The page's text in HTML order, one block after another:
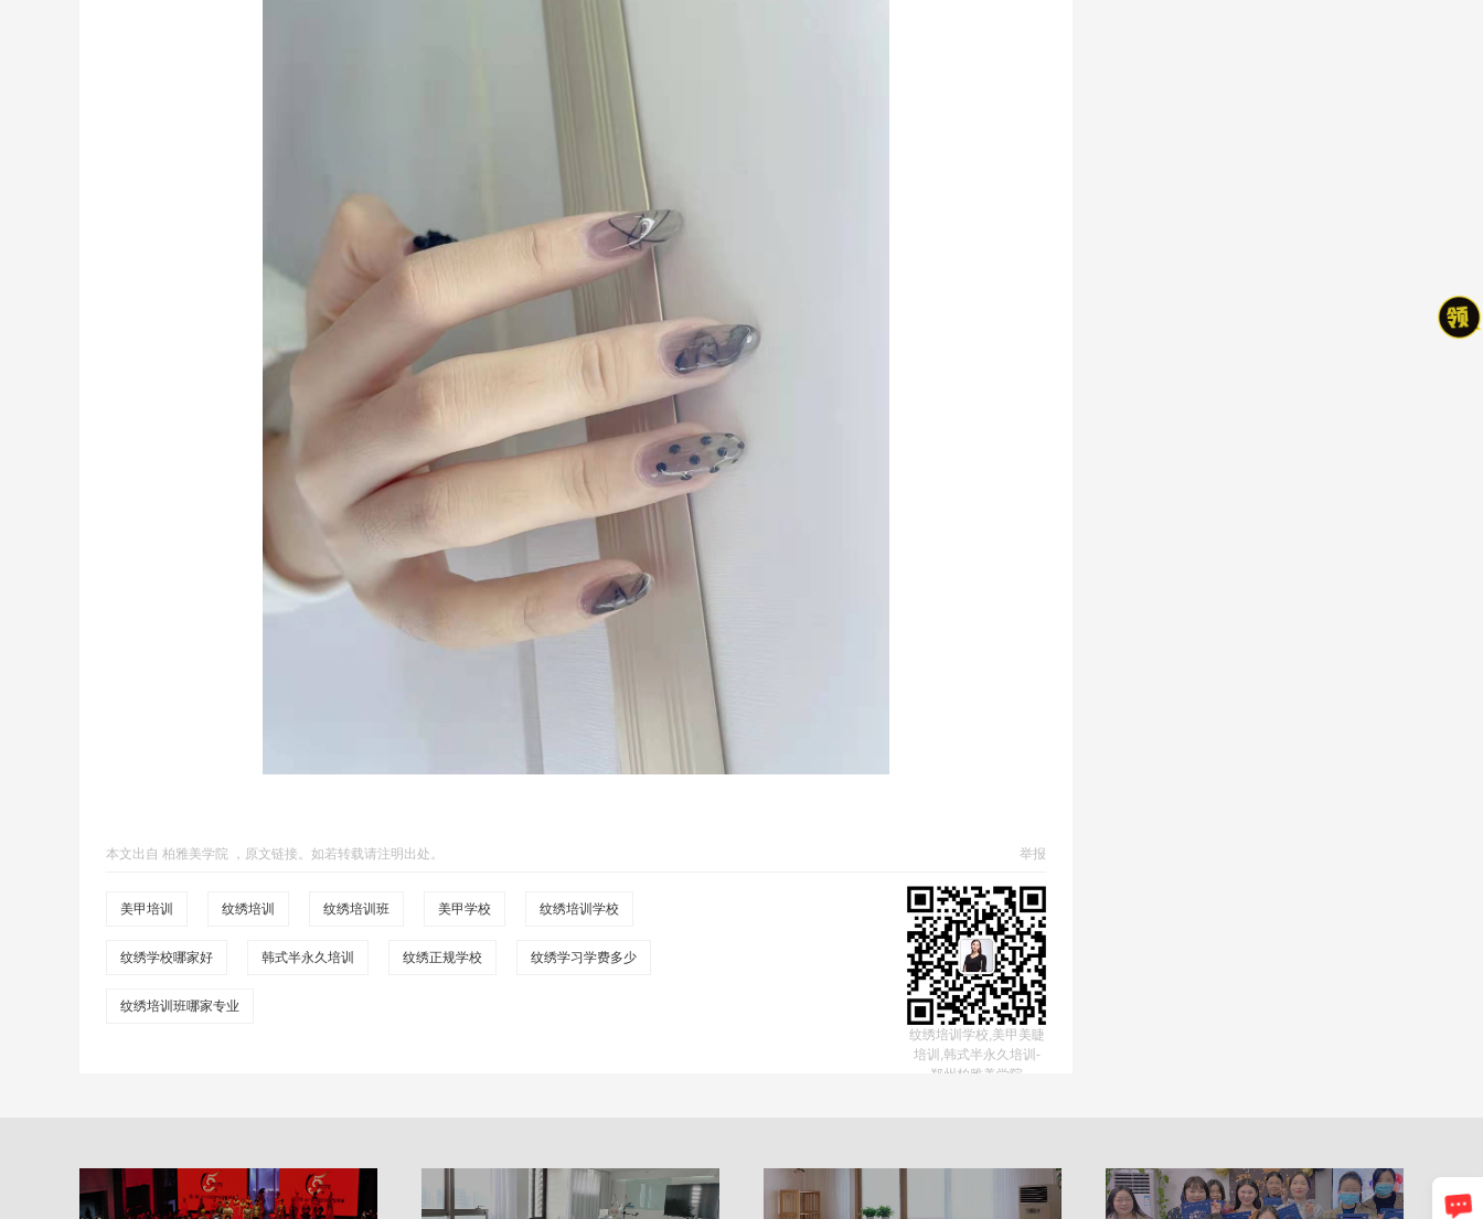
本文出自 柏雅美学院 ， 原文链接。如若转载请注明出处。 举报
美甲培训 纹绣培训 纹绣培训班 美甲学校 纹绣培训学校
纹绣学校哪家好 韩式半永久培训 纹绣正规学校 纹绣学习学费多少
纹绣培训班哪家专业
纹绣培训学校,美甲美睫
培训,韩式半永久培训-
郑州柏雅美学院